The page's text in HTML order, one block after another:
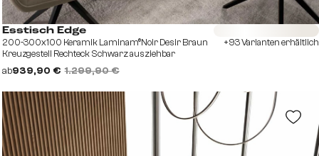
Esstisch Edge
200-300x100 Keramik Laminam®Noir Desir Braun
Kreuzgestell Rechteck Schwarz ausziehbar
ab939,90 € 1.299,90 €
Sofort versandfertig
+93 Varianten erhältlich